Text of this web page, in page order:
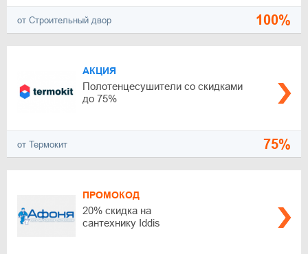
от Строительный двор 100%
АКЦИЯ
Полотенцесушители со скидками
до 75%
от Термокит 75%
ПРОМОКОД
20% скидка на
сантехнику Iddis